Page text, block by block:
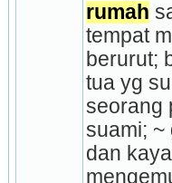
rumah
tempat
berurut;
tua yg
seorang
suami; ~
dan